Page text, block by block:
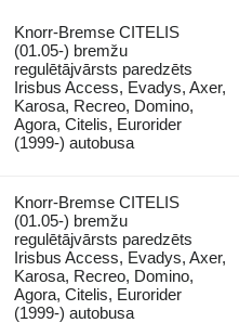
Knorr-Bremse CITELIS
(01.05-) bremžu
regulētājvārsts paredzēts
Irisbus Access, Evadys, Axer,
Karosa, Recreo, Domino,
Agora, Citelis, Eurorider
(1999-) autobusa
Knorr-Bremse CITELIS
(01.05-) bremžu
regulētājvārsts paredzēts
Irisbus Access, Evadys, Axer,
Karosa, Recreo, Domino,
Agora, Citelis, Eurorider
(1999-) autobusa